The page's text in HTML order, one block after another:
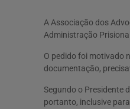
A Associação dos
Administração
O pedido foi motivado
documentação,
Segundo o Presidente
portanto, inclusive